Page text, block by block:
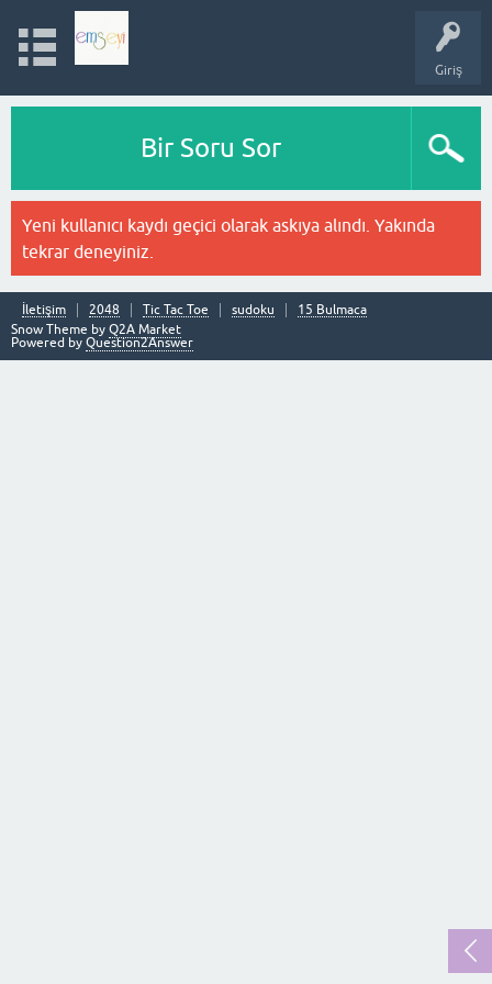
Giriş
Bir Soru Sor
Yeni kullanıcı kaydı geçici olarak askıya alındı. Yakında
tekrar deneyiniz.
İletişim 2048 Tic Tac Toe sudoku
15 Bulmaca
Snow Theme by Q2A Market
Powered by Question2Answer